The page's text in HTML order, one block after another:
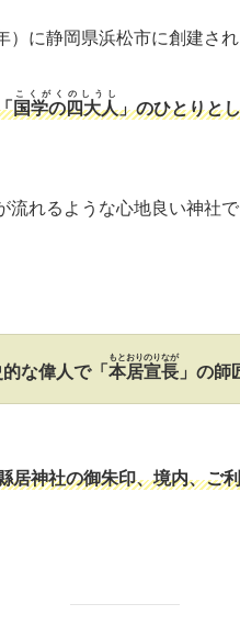
）に静岡県浜松市に創建され
国学の四大人
こくがくのしうし
」のひとりと
れるような心地良い神社
な偉人で「 本居宣長
もとおりのりなが
」の師
居神社の御朱印、境内、ご